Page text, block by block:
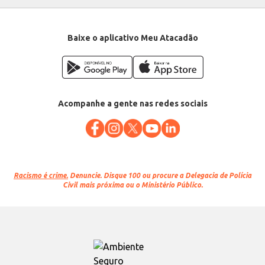
Baixe o aplicativo Meu Atacadão
Acompanhe a gente nas redes sociais
Racismo é crime. Denuncie. Disque 100 ou procure a Delegacia de Polícia
Civil mais próxima ou o Ministério Público.